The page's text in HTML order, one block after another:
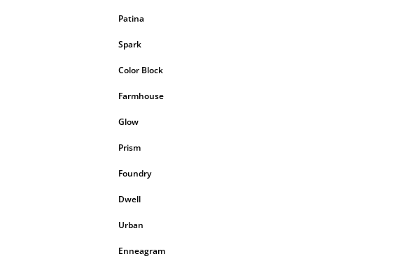
Patina
Spark
Color Block
Farmhouse
Glow
Prism
Foundry
Dwell
Urban
Enneagram